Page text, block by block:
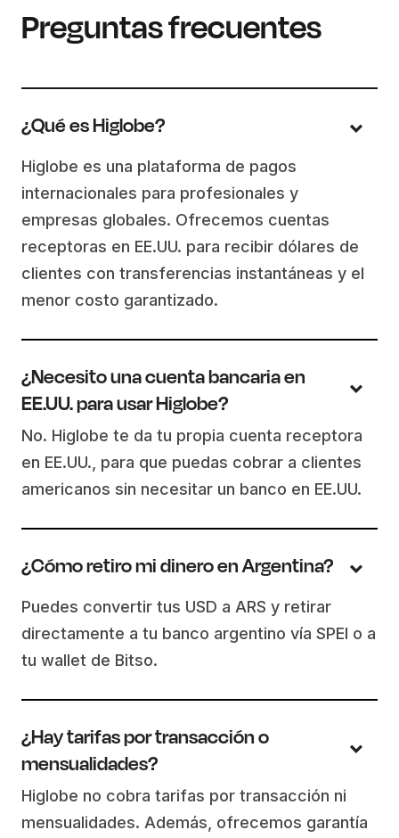
Preguntas frecuentes
¿Qué es Higlobe?
Higlobe es una plataforma de pagos
internacionales para profesionales y
empresas globales. Ofrecemos cuentas
receptoras en EE.UU. para recibir dólares de
clientes con transferencias instantáneas y el
menor costo garantizado.
¿Necesito una cuenta bancaria en
EE.UU. para usar Higlobe?
No. Higlobe te da tu propia cuenta receptora
en EE.UU., para que puedas cobrar a clientes
americanos sin necesitar un banco en EE.UU.
¿Cómo retiro mi dinero en Argentina?
Puedes convertir tus USD a ARS y retirar
directamente a tu banco argentino vía SPEI o a
tu wallet de Bitso.
¿Hay tarifas por transacción o
mensualidades?
Higlobe no cobra tarifas por transacción ni
mensualidades. Además, ofrecemos garantía